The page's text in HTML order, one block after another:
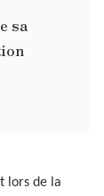
sa
lors de la